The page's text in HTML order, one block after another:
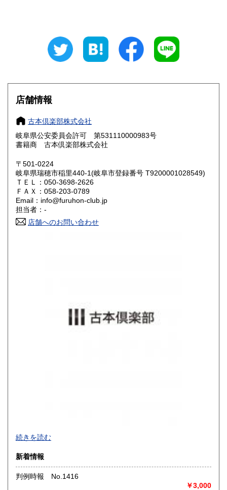
800円 三重県
大阪府
奈良県 800円
鳥取県 800円 島根県
岡山県
山口県 800円
香川県 800円
高知県 800円
1,200円
店舗情報
古本倶楽部株式会社
岐阜県公安委員会許可 第531110000983号
書籍商 古本倶楽部株式会社
〒501-0224
岐阜県瑞穂市稲里440-1(岐阜市登録番号 T9200001028549)
ＴＥＬ：050-3698-2626
ＦＡＸ：058-203-0789
Email：info@furuhon-club.jp
担当者：-
店舗へのお問い合わせ
買取品目一覧
術・アート・建築・書道・理工学・東洋医学・ビジネス書・
武道・山岳・オカルト・幻想文学・サブカルチャー・70年
代、80年代アイドル・アニメ・漫画・雑誌・アダルト・マニ
続きを読む
新着情報
判例時報 No.1416
￥3,000